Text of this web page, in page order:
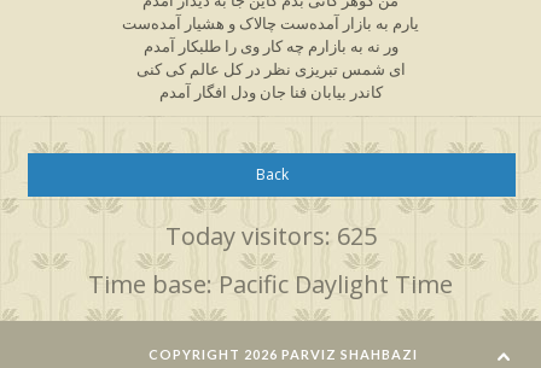
یارم به بازار آمده‌ست چالاک و هشیار آمده‌ست
ور نه به بازارم چه کار وی را طلبکار آمدم
ای شمس تبریزی نظر در کل عالم کی کنی
کاندر بیابان فنا جان ودل افگار آمدم
Back
Today visitors: 625
Time base: Pacific Daylight Time
COPYRIGHT 2026 PARVIZ SHAHBAZI